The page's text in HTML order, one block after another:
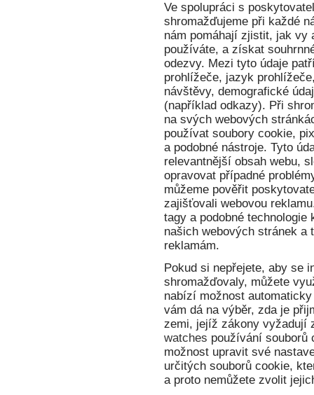
Ve spolupráci s
shromažďujeme při každé
nám pomáhají zjistit, jak vy
používáte, a získat
odezvy. Mezi tyto údaje
prohlížeče, jazyk
návštěvy, demografické
(například odkazy). Při
na svých webových
používat soubory cookie,
a podobné nástroje. Tyto
relevantnější obsah webu,
opravovat případné
můžeme pověřit
zajišťovali webovou
tagy a podobné
našich webových stránek a
reklamám.
Pokud si nepřejete, aby se
shromažďovaly, můžete
nabízí možnost
vám dá na výběr, zda je
zemi, jejíž zákony vyžadují
watches používání souborů
možnost upravit své
určitých souborů cookie,
a proto nemůžete zvolit